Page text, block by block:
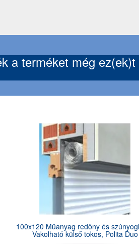
a terméket még
100x120 Műanyag redőny és
Vakolható külső tokos, Polita Duo